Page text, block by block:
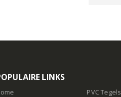
LINKS
PVC Tegels